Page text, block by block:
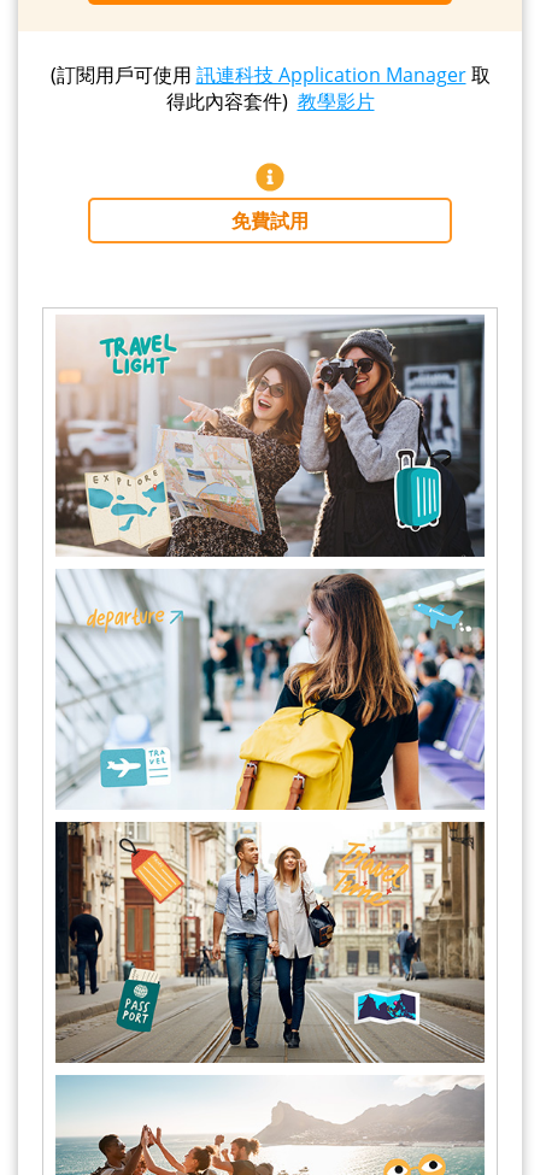
(訂閱用戶可使用 訊連科技 Application Manager取
得此內容套件) 教學影片
免費試用